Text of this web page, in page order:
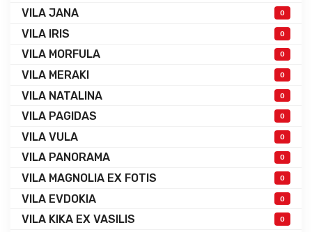
VILA JANA 0
VILA IRIS 0
VILA MORFULA 0
VILA MERAKI 0
VILA NATALINA 0
VILA PAGIDAS 0
VILA VULA 0
VILA PANORAMA 0
VILA MAGNOLIA EX FOTIS 0
VILA EVDOKIA 0
VILA KIKA EX VASILIS 0